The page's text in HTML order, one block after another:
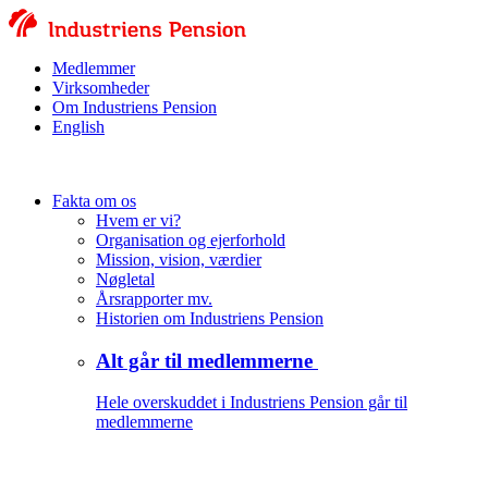
Medlemmer
Virksomheder
Om Industriens Pension
English
Fakta om os
Hvem er vi?
Organisation og ejerforhold
Mission, vision, værdier
Nøgletal
Årsrapporter mv.
Historien om Industriens Pension
Alt går til medlemmerne
Hele overskuddet i Industriens Pension går til
medlemmerne